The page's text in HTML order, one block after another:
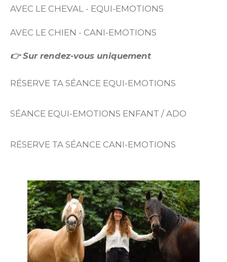
AVEC LE CHEVAL - EQUI-EMOTIONS
AVEC LE CHIEN - CANI-EMOTIONS
👉 Sur rendez-vous uniquement
RÉSERVE TA SÉANCE EQUI-EMOTIONS
SÉANCE EQUI-EMOTIONS ENFANT / ADO
RÉSERVE TA SÉANCE CANI-EMOTIONS